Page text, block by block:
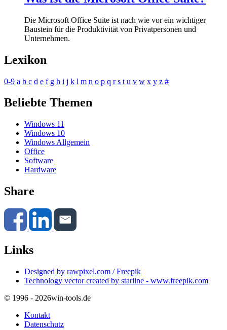
Die Microsoft Office Suite ist nach wie vor ein wichtiger
Baustein für die Produktivität von Privatpersonen und
Unternehmen.
Lexikon
0-9 a b c d e f g h i j k l m n o p q r s t u v w x y z #
Beliebte Themen
Windows 11
Windows 10
Windows Allgemein
Office
Software
Hardware
Share
Links
Designed by rawpixel.com / Freepik
Technology vector created by starline - www.freepik.com
© 1996 - 2026win-tools.de
Kontakt
Datenschutz